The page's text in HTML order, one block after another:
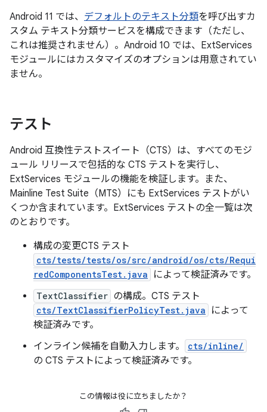
Android 11 では、 デフォルトのテキスト分類を呼び出すカ
スタム テキスト分類サービスを構成できます（ただし、
これは推奨されません）。Android 10 では、ExtServices
モジュールにはカスタマイズのオプションは用意されてい
ません。
テスト
Android 互換性テストスイート（CTS）は、すべてのモジ
ュール リリースで包括的な CTS テストを実行し、
ExtServices モジュールの機能を検証します。また、
Mainline Test Suite（MTS）にも ExtServices テストがい
くつか含まれています。ExtServices テストの全一覧は次
のとおりです。
構成の変更CTS テスト
cts/tests/tests/os/src/android/os/cts/Requi
redComponentsTest.java
によって検証済みです。
TextClassifier の構成。CTS テスト
cts/TextClassifierPolicyTest.java
によって
検証済みです。
インライン候補を自動入力します。
cts/inline/
の CTS テストによって検証済みです。
この情報は役に立ちましたか？